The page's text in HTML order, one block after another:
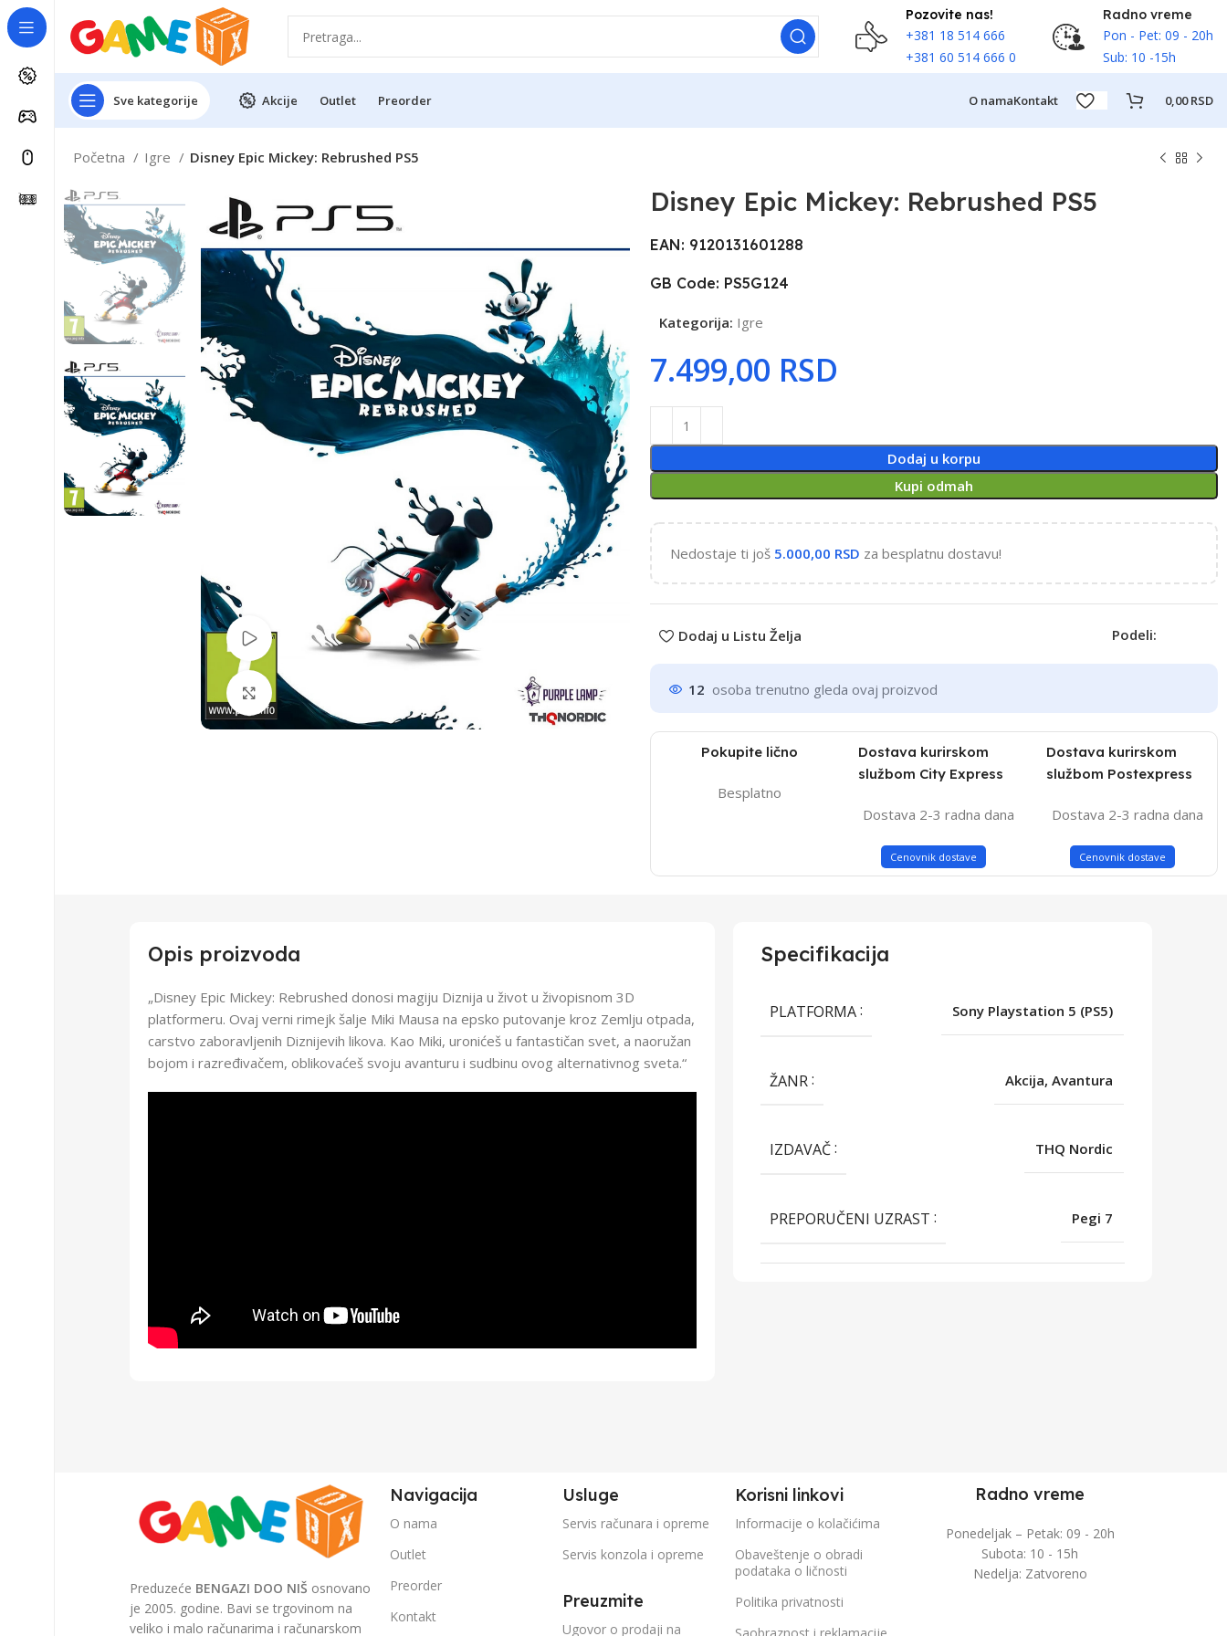
Pozovite nas!
+381 18 514 666
+381 60 514 666 0
Radno vreme
Pon - Pet: 09 - 20h
Sub: 10 -15h
Sve kategorije Akcije Outlet Preorder O namaKontakt 0,00RSD
Početna Igre Disney Epic Mickey: Rebrushed PS5
Pogledaj Video
Uvećaj sliku
Disney Epic Mickey: Rebrushed PS5
EAN: 9120131601288
GB Code: PS5G124
Kategorija: Igre
RSD
Dodaj u korpu
Kupi odmah
Nedostaje ti još 5.000,00 RSD za besplatnu dostavu!
Dodaj u Listu Želja Podeli:
12 osoba trenutno gleda ovaj proizvod
Pokupite lično
Besplatno
Dostava kurirskom
službom City Express
Dostava 2-3 radna dana
Cenovnik dostave
Dostava kurirskom
službom Postexpress
Dostava 2-3 radna dana
Cenovnik dostave
Opis proizvoda
„Disney Epic Mickey: Rebrushed donosi magiju Diznija u život u živopisnom 3D
platformeru. Ovaj verni rimejk šalje Miki Mausa na epsko putovanje kroz Zemlju otpada,
carstvo zaboravljenih Diznijevih likova. Kao Miki, uronićeš u fantastičan svet, a naoružan
bojom i razređivačem, oblikovaćeš svoju avanturu i sudbinu ovog alternativnog sveta.“
Specifikacija
PLATFORMA Sony Playstation 5 (PS5)
ŽANR Akcija, Avantura
IZDAVAČ THQ Nordic
PREPORUČENI UZRAST Pegi 7
Preduzeće BENGAZI DOO NIŠ osnovano
je 2005. godine. Bavi se trgovinom na
veliko i malo računarima i računarskom
Navigacija
O nama
Outlet
Preorder
Kontakt
Usluge
Servis računara i opreme
Servis konzola i opreme
Preuzmite
Ugovor o prodaji na
Korisni linkovi
Informacije o kolačićima
Obaveštenje o obradi
podataka o ličnosti
Politika privatnosti
Radno vreme
Ponedeljak – Petak: 09 - 20h
Subota: 10 - 15h
Nedelja: Zatvoreno